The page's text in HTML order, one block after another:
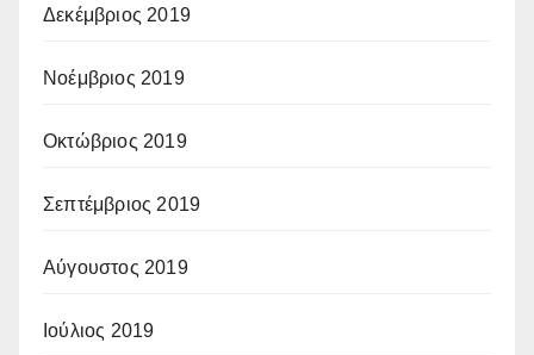
Δεκέμβριος 2019
Νοέμβριος 2019
Οκτώβριος 2019
Σεπτέμβριος 2019
Αύγουστος 2019
Ιούλιος 2019